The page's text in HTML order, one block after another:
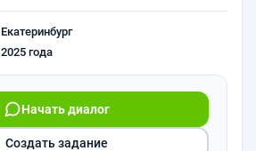
Екатеринбург
2025 года
Начать диалог
Создать задание